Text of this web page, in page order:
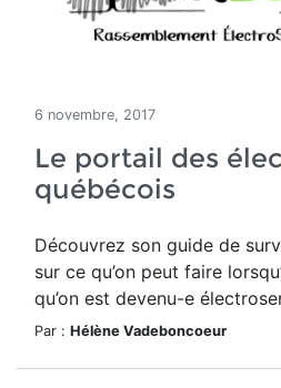
6 novembre, 2017
Le portail des
québécois
Découvrez son guide de
sur ce qu’on peut faire
qu’on est devenu-e
Par : Hélène Vadeboncoeur